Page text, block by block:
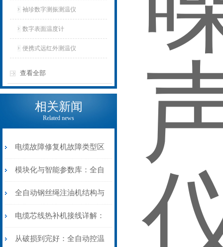
袖珍数字测振测温仪
数字表面温度计
便携式远红外测温仪
查看全部
相关新闻
Related news
电缆故障修复机故障类型区
分指南：从“绝缘电
阻”到“波形特征”的精准诊
断逻辑
模块化与智能参数库：全自
动电缆修复机的快速换型逻
辑
全自动钢丝绳注油机结构与
工作原理：揭秘高效润滑的
机械密码
电缆芯线热补机接线详解：
从入门到精通
从破损到完好：全自动控温